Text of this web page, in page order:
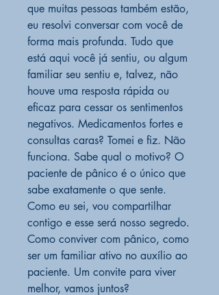
que muitas pessoas também estão,
eu resolvi conversar com você de
forma mais profunda. Tudo que
está aqui você já sentiu, ou algum
familiar seu sentiu e, talvez, não
houve uma resposta rápida ou
eficaz para cessar os sentimentos
negativos. Medicamentos fortes e
consultas caras? Tomei e fiz. Não
funciona. Sabe qual o motivo? O
paciente de pânico é o único que
sabe exatamente o que sente.
Como eu sei, vou compartilhar
contigo e esse será nosso segredo.
Como conviver com pânico, como
ser um familiar ativo no auxílio ao
paciente. Um convite para viver
melhor, vamos juntos?